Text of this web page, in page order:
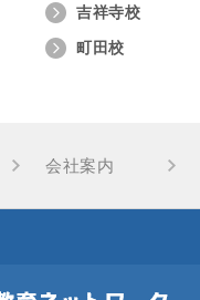
吉祥寺校
町田校
会社案内